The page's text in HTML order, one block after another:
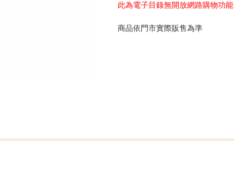
此為電子目錄無開放網路購物功能
商品依門市實際販售為準